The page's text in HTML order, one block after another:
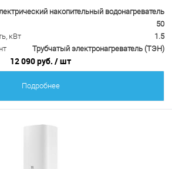
накопительный водонагреватель
50
кВт
1.5
Трубчатый электронагреватель (ТЭН)
12 090 руб. / шт
Подробнее